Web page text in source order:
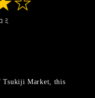
ミ
Tsukiji Market, this